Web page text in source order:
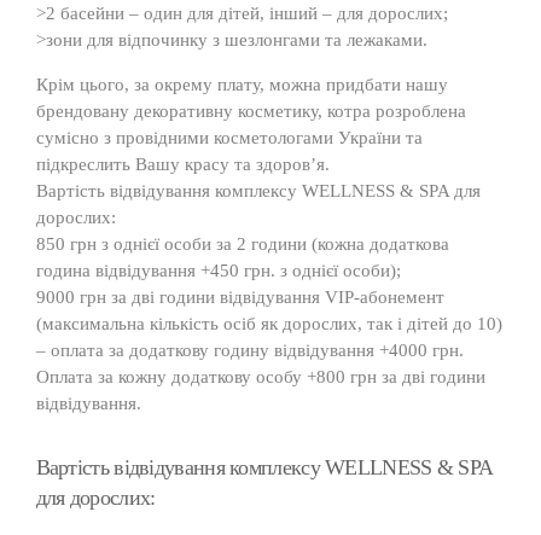
>2 басейни – один для дітей, інший – для дорослих;
>зони для відпочинку з шезлонгами та лежаками.
Крім цього, за окрему плату, можна придбати нашу
брендовану декоративну косметику, котра розроблена
сумісно з провідними косметологами України та
підкреслить Вашу красу та здоров’я.
Вартість відвідування комплексу WELLNESS & SPA для
дорослих:
850 грн з однієї особи за 2 години (кожна додаткова
година відвідування +450 грн. з однієї особи);
9000 грн за дві години відвідування VIP-абонемент
(максимальна кількість осіб як дорослих, так і дітей до 10)
– оплата за додаткову годину відвідування +4000 грн.
Оплата за кожну додаткову особу +800 грн за дві години
відвідування.
Вартість відвідування комплексу WELLNESS & SPA
для дорослих: